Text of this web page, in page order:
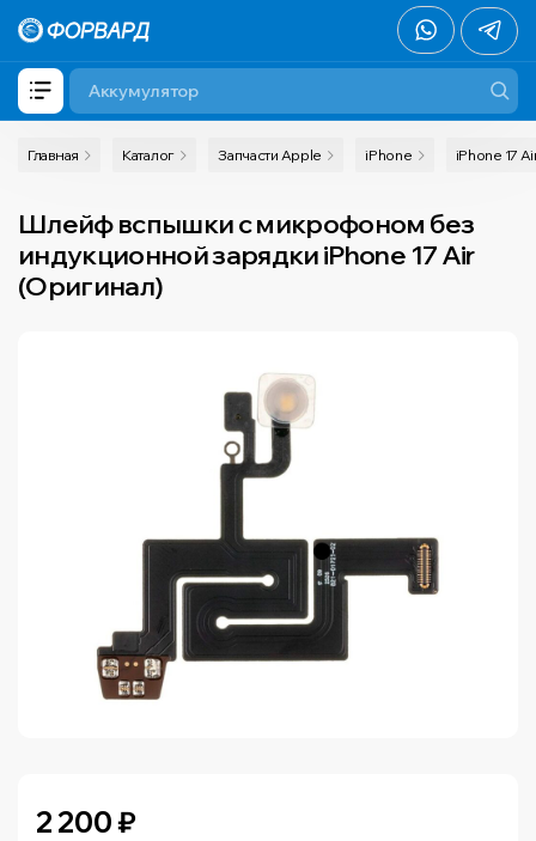
Главная Каталог Запчасти Apple iPhone iPhone 17
Шлейф вспышки с микрофоном без
индукционной зарядки iPhone 17 Air
(Оригинал)
2 200₽